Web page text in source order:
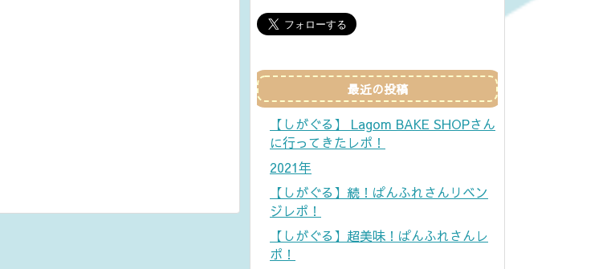
最近の投稿
【しがぐる】 Lagom BAKE SHOPさん
に行ってきたレポ！
2021年
【しがぐる】続！ぱんふれさんリベン
ジレポ！
【しがぐる】超美味！ぱんふれさんレ
ポ！